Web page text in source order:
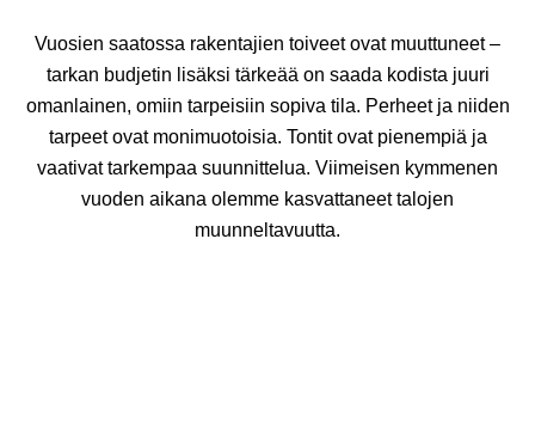
Vuosien saatossa rakentajien toiveet ovat muuttuneet –
tarkan budjetin lisäksi tärkeää on saada kodista juuri
omanlainen, omiin tarpeisiin sopiva tila. Perheet ja niiden
tarpeet ovat monimuotoisia. Tontit ovat pienempiä ja
vaativat tarkempaa suunnittelua. Viimeisen kymmenen
vuoden aikana olemme kasvattaneet talojen
muunneltavuutta.